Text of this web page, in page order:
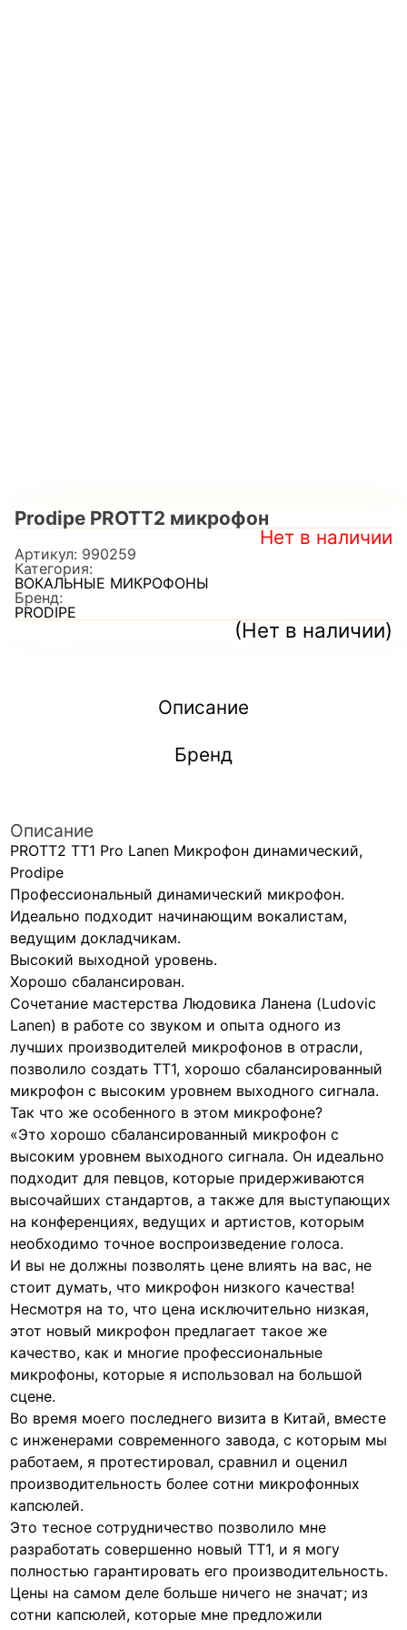
Prodipe PROTT2 микрофон
(Нет в наличии)
Нет в наличии
Артикул: 990259
Категория:
ВОКАЛЬНЫЕ МИКРОФОНЫ
Бренд:
PRODIPE
Описание
Бренд
Описание
PROTT2 TT1 Pro Lanen Микрофон динамический,
Prodipe
Профессиональный динамический микрофон.
Идеально подходит начинающим вокалистам,
ведущим докладчикам.
Высокий выходной уровень.
Хорошо сбалансирован.
Сочетание мастерства Людовика Ланена (Ludovic
Lanen) в работе со звуком и опыта одного из
лучших производителей микрофонов в отрасли,
позволило создать TT1, хорошо сбалансированный
микрофон с высоким уровнем выходного сигнала.
Так что же особенного в этом микрофоне?
«Это хорошо сбалансированный микрофон с
высоким уровнем выходного сигнала. Он идеально
подходит для певцов, которые придерживаются
высочайших стандартов, а также для выступающих
на конференциях, ведущих и артистов, которым
необходимо точное воспроизведение голоса.
И вы не должны позволять цене влиять на вас, не
стоит думать, что микрофон низкого качества!
Несмотря на то, что цена исключительно низкая,
этот новый микрофон предлагает такое же
качество, как и многие профессиональные
микрофоны, которые я использовал на большой
сцене.
Во время моего последнего визита в Китай, вместе
с инженерами современного завода, с которым мы
работаем, я протестировал, сравнил и оценил
производительность более сотни микрофонных
капсюлей.
Это тесное сотрудничество позволило мне
разработать совершенно новый TT1, и я могу
полностью гарантировать его производительность.
Цены на самом деле больше ничего не значат; из
сотни капсюлей, которые мне предложили